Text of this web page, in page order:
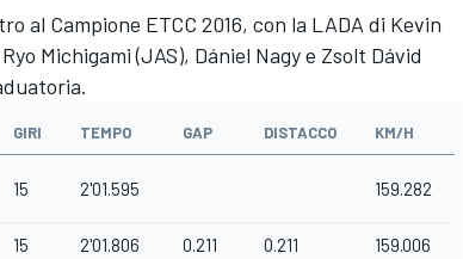
al Campione ETCC 2016, con la LADA di Kevin
Michigami (JAS), Dániel Nagy e Zsolt Dávid
GIRI TEMPO GAP DISTACCO KM/H
15 2'01.595 159.282
15 2'01.806 0.211 0.211 159.006